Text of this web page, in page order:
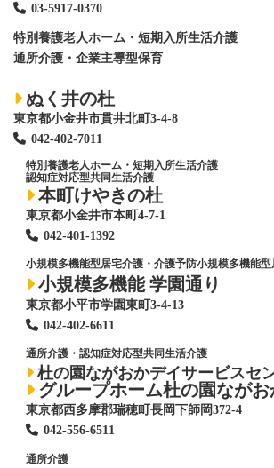
03-5917-0370
特別養護老人ホーム ・短期入所生活介護
通所介護・企業主導型保育
ぬく井の杜
東京都小金井市貫井北町3-4-8
042-402-7011
特別養護老人ホーム ・短期入所生活介護
認知症対応型共同生活介護
本町けやきの杜
東京都小金井市本町4-7-1
042-401-1392
小規模多機能型居宅介護・介護予防小規模多機能型
小規模多機能 学園通り
東京都小平市学園東町3-4-13
042-402-6611
通所介護・認知症対応型共同生活介護
杜の園ながおかデイサービスセ
グループホーム杜の園ながお
東京都西多摩郡瑞穂町長岡下師岡372-4
042-556-6511
通所介護